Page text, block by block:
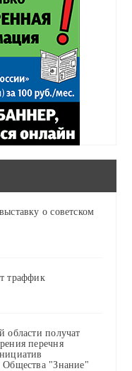
о советском
траффик
области получат
перечня
Общества "Знание"